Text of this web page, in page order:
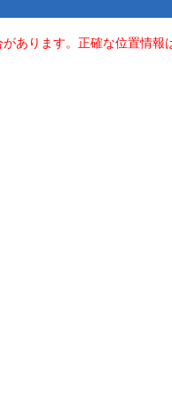
あります。正確な位置情報